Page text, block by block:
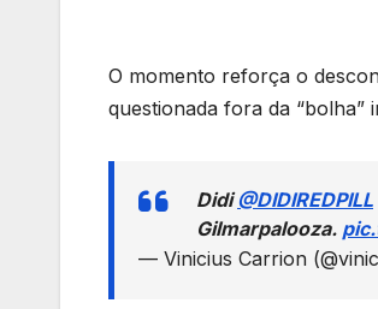
O momento reforça o
questionada fora da “bolha”
Didi@DIDIREDPILL
Gilmarpalooza.
— Vinicius Carrion